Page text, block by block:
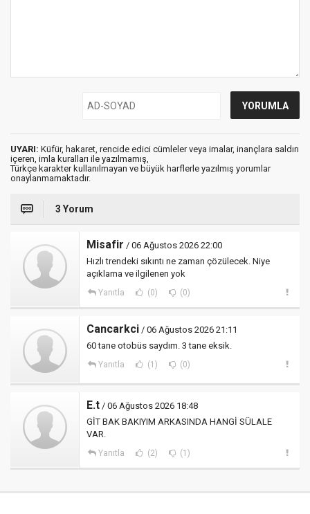
UYARI: Küfür, hakaret, rencide edici cümleler veya imalar, inançlara saldırı
içeren, imla kuralları ile yazılmamış,
Türkçe karakter kullanılmayan ve büyük harflerle yazılmış yorumlar
onaylanmamaktadır.
3 Yorum
Misafir / 06 Ağustos 2026 22:00
Hızlı trendeki sıkıntı ne zaman çözülecek. Niye
açıklama ve ilgilenen yok
Yanıtla (0) (0)
Cancarkci / 06 Ağustos 2026 21:11
60 tane otobüs saydım. 3 tane eksik.
Yanıtla (1) (0)
E.t / 06 Ağustos 2026 18:48
GİT BAK BAKIYIM ARKASINDA HANGİ SÜLALE
VAR.
Yanıtla (2) (1)